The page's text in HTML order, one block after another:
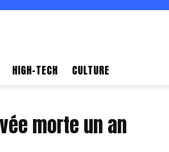
HIGH-TECH CULTURE
morte un an